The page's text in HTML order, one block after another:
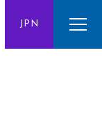
JPN
ENG CHN